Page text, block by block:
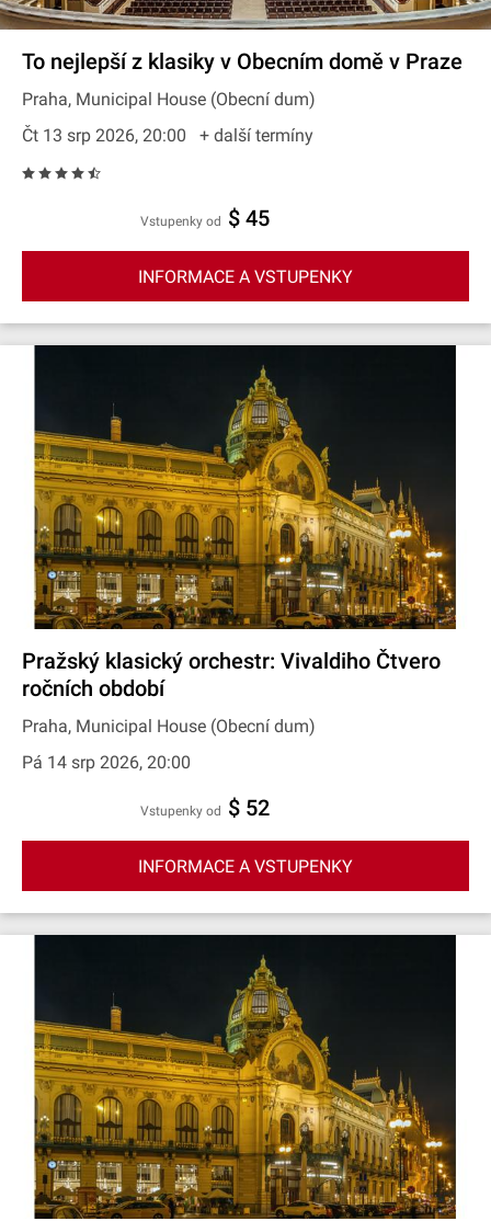
To nejlepší z klasiky v Obecním domě v Praze
Praha, Municipal House (Obecní dum)
Čt 13 srp 2026, 20:00
+ další termíny
Vstupenky od $ 45
INFORMACE A VSTUPENKY
Pražský klasický orchestr: Vivaldiho Čtvero
ročních období
Praha, Municipal House (Obecní dum)
Pá 14 srp 2026, 20:00
Vstupenky od $ 52
INFORMACE A VSTUPENKY